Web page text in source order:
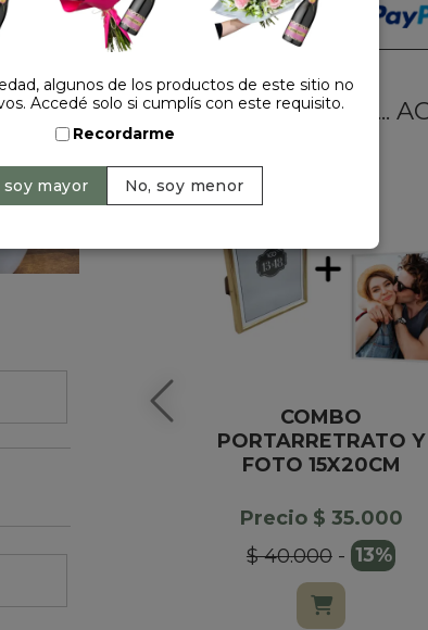
HACELO ESPECIAL...
COMBO
PORTARRETRATO Y
FOTO 15X20CM
Precio $ 35.000
$ 40.000- 13%
algunos de los productos de este sitio no
Accedé solo si cumplís con este requisito.
Recordarme